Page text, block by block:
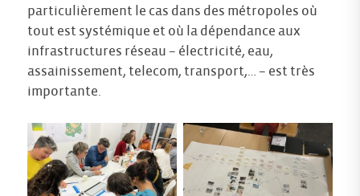
particulièrement le cas dans des métropoles où
tout est systémique et où la dépendance aux
infrastructures réseau – électricité, eau,
assainissement, telecom, transport,… – est très
importante.
Aucune légende Aucune légende